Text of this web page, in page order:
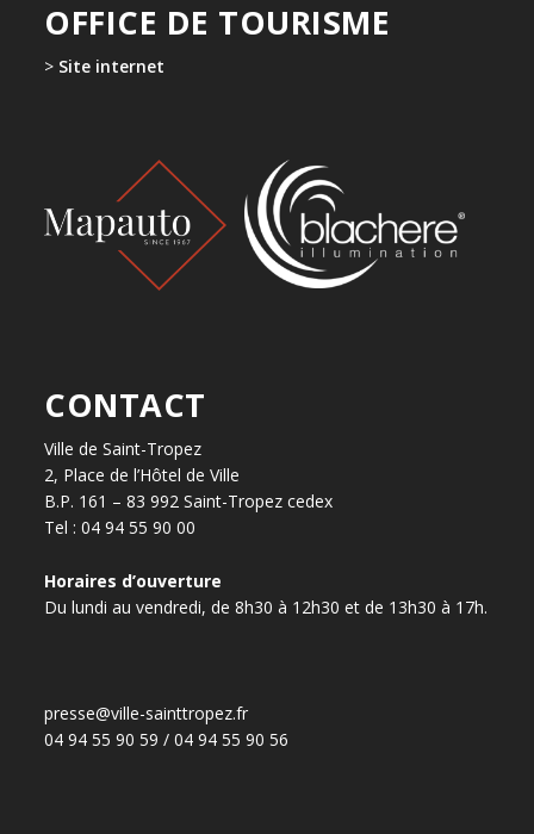
OFFICE DE TOURISME
> Site internet
CONTACT
Ville de Saint-Tropez
2, Place de l’Hôtel de Ville
B.P. 161 – 83 992 Saint-Tropez cedex
Tel : 04 94 55 90 00
Horaires d’ouverture
Du lundi au vendredi, de 8h30 à 12h30 et de 13h30 à 17h.
presse@ville-sainttropez.fr
04 94 55 90 59 / 04 94 55 90 56